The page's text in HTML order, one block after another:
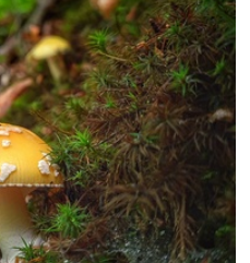
Zeny Kostol stavby
Momentky
noc sport Fractailus
vlaky Cica ryby